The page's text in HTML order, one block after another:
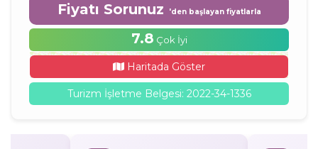
Fiyatı Sorunuz 'den başlayan fiyatlarla
7.8 Çok İyi
Haritada Göster
Turizm İşletme Belgesi: 2022-34-1336